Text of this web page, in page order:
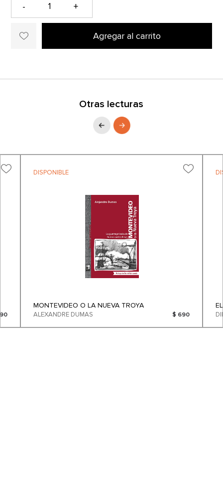
- +
Agregar al carrito
Otras lecturas
DISPONIBLE
MONTEVIDEO O LA NUEVA TROYA
ALEXANDRE DUMAS $ 690